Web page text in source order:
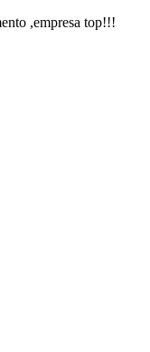
,empresa top!!!